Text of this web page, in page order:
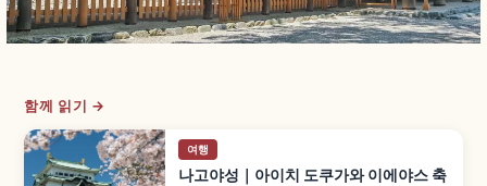
함께 읽기 →
여행
나고야성｜아이치 도쿠가와 이에야스 축